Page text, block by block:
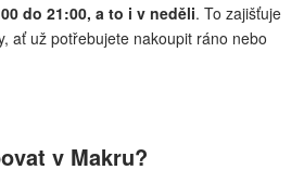
do 21:00, a to i v neděli. To zajišťuje
ať už potřebujete nakoupit ráno nebo
v Makru?